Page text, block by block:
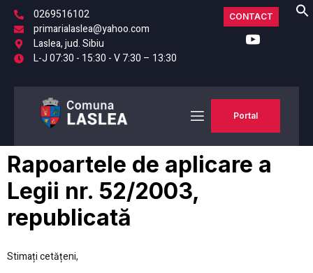
0269516102
primarialaslea@yahoo.com
Laslea, jud. Sibiu
L-J 07:30 - 15:30 - V 7:30 – 13:30
CONTACT
Portal
Rapoartele de aplicare a
Legii nr. 52/2003,
republicată
Stimați cetățeni,